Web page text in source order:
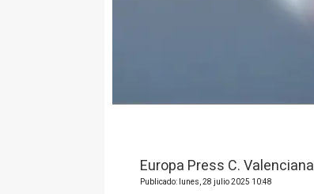
Europa Press C. Valenciana
Publicado: lunes, 28 julio 2025 10:48